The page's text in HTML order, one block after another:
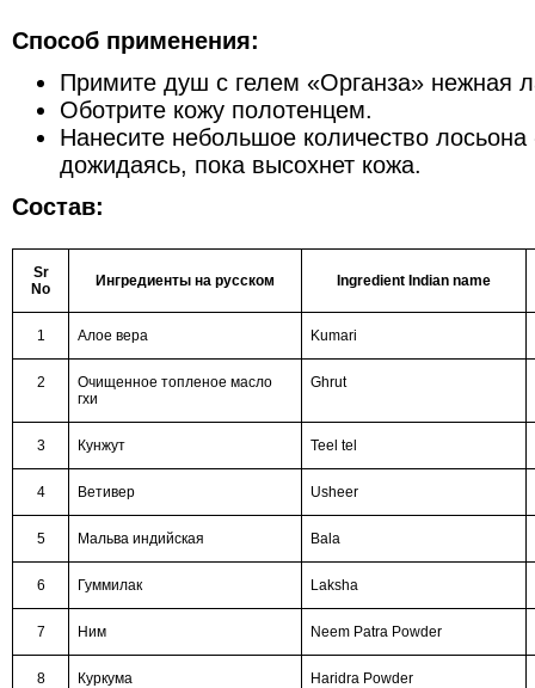
Способ применения:
Примите душ с гелем «Органза» нежная
Оботрите кожу полотенцем.
Нанесите небольшое количество
дожидаясь, пока высохнет кожа.
Состав:
Sr
No
Ингредиенты на русском Ingredient Indian name
1 Алое вера Kumari
2
Очищенное топленое масло
гхи
Ghrut
3 Кунжут Teel tel
4 Ветивер Usheer
5 Мальва индийская Bala
6 Гуммилак Laksha
7 Ним Neem Patra Powder
8 Куркума Haridra Powder